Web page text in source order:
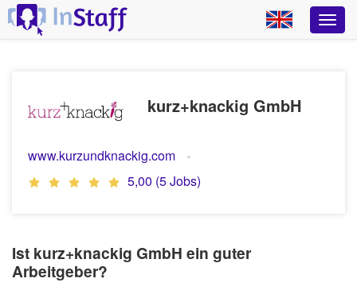
kurz+knackig GmbH
www.kurzundknackig.com
5,00 (5 Jobs)
Ist kurz+knackig GmbH ein guter
Arbeitgeber?